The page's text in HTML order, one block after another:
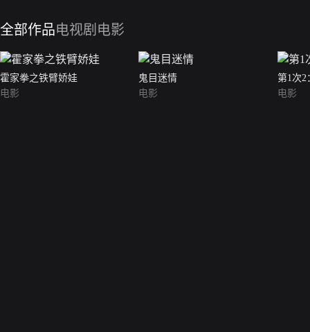
全部作品电视剧 电影
霍家拳之铁臂娇娃
电影
鬼目迷情
电影
第1次2
电影